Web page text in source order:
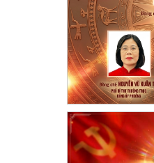
Nuôi con bằng
vững - Phát huy
Về việc thay đổi
Nhà Văn hoá và
hoạt...
Phường Thạch
hài cốt liệt sĩ